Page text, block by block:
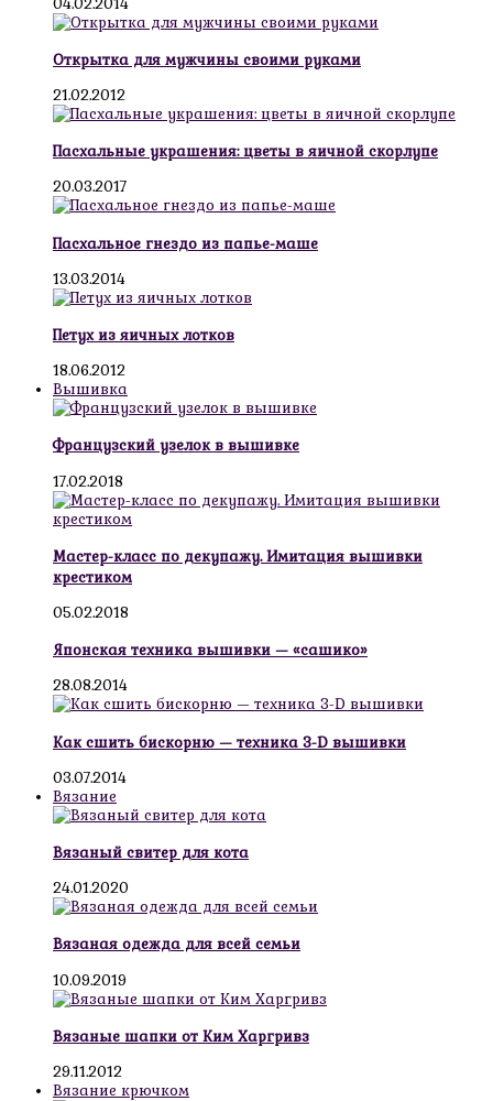
Открытка для мужчины своими руками
21.02.2012
Пасхальные украшения: цветы в яичной скорлупе
20.03.2017
Пасхальное гнездо из папье-маше
13.03.2014
Петух из яичных лотков
18.06.2012
Вышивка
Французский узелок в вышивке
17.02.2018
Мастер-класс по декупажу. Имитация вышивки
крестиком
05.02.2018
Японская техника вышивки — «сашико»
28.08.2014
Как сшить бискорню — техника 3-D вышивки
03.07.2014
Вязание
Вязаный свитер для кота
24.01.2020
Вязаная одежда для всей семьи
10.09.2019
Вязаные шапки от Ким Харгривз
29.11.2012
Вязание крючком